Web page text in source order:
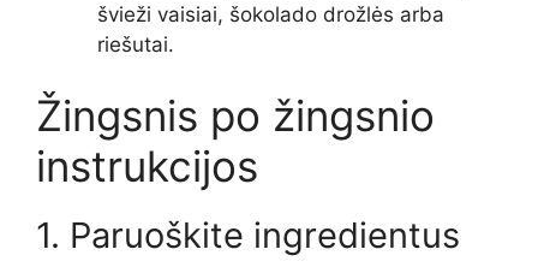
švieži vaisiai, šokolado drožlės arba
riešutai.
Žingsnis po žingsnio
instrukcijos
1. Paruoškite ingredientus